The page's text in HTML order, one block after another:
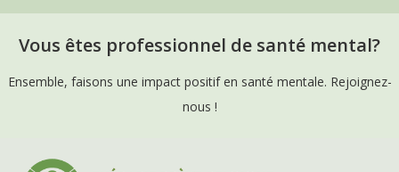
Vous êtes professionnel de santé mental?
Ensemble, faisons une impact positif en santé mentale. Rejoignez-
nous !